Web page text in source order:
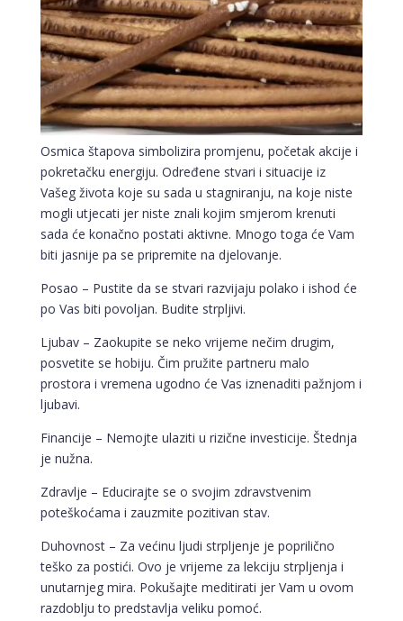
Osmica štapova simbolizira promjenu, početak akcije i
pokretačku energiju. Određene stvari i situacije iz
Vašeg života koje su sada u stagniranju, na koje niste
mogli utjecati jer niste znali kojim smjerom krenuti
sada će konačno postati aktivne. Mnogo toga će Vam
biti jasnije pa se pripremite na djelovanje.
Posao – Pustite da se stvari razvijaju polako i ishod će
po Vas biti povoljan. Budite strpljivi.
Ljubav – Zaokupite se neko vrijeme nečim drugim,
posvetite se hobiju. Čim pružite partneru malo
prostora i vremena ugodno će Vas iznenaditi pažnjom i
ljubavi.
Financije – Nemojte ulaziti u rizične investicije. Štednja
je nužna.
Zdravlje – Educirajte se o svojim zdravstvenim
poteškoćama i zauzmite pozitivan stav.
Duhovnost – Za većinu ljudi strpljenje je poprilično
teško za postići. Ovo je vrijeme za lekciju strpljenja i
unutarnjeg mira. Pokušajte meditirati jer Vam u ovom
razdoblju to predstavlja veliku pomoć.